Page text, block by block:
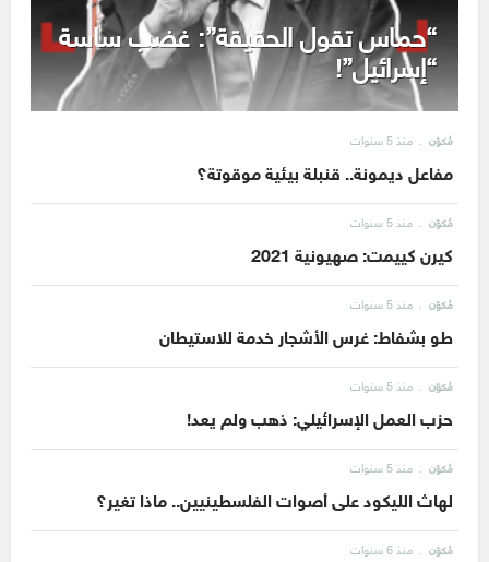
“حماس تقول الحقيقة”: غضب ساسة
“إسرائيل”!
مُكوّن منذ 5 سنوات
مفاعل ديمونة.. قنبلة بيئية موقوتة؟
مُكوّن منذ 5 سنوات
كيرن كييمت: صهيونية 2021
مُكوّن منذ 5 سنوات
طو بشفاط: غرس الأشجار خدمة للاستيطان
مُكوّن منذ 5 سنوات
حزب العمل الإسرائيلي: ذهب ولم يعد!
مُكوّن منذ 5 سنوات
لهاث الليكود على أصوات الفلسطينيين.. ماذا تغير؟
مُكوّن منذ 6 سنوات